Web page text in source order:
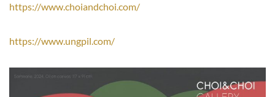
https://www.choiandchoi.com/
https://www.ungpil.com/